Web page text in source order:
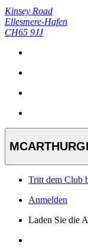
Kinsey Road
Ellesmere-Hafen
CH65 9JJ
Tritt dem Club
Anmelden
Laden Sie die